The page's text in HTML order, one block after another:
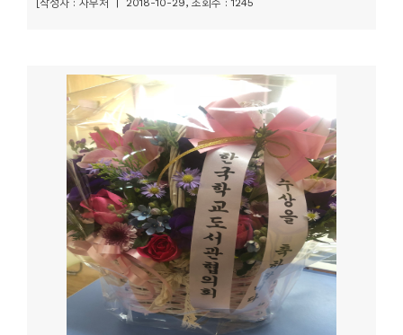
[작성자 : 사무처 | 2018-10-29, 조회수 : 1245